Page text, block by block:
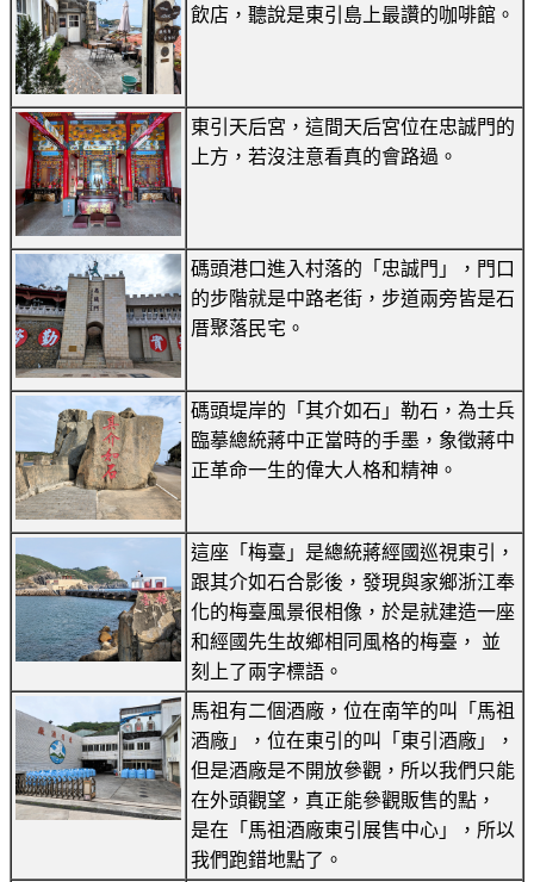
飲店，聽說是東引島上最讚的咖啡館。
東引天后宮，這間天后宮位在忠誠門的
上方，若沒注意看真的會路過。
碼頭港口進入村落的「忠誠門」，門口
的步階就是中路老街，步道兩旁皆是石
厝聚落民宅。
碼頭堤岸的「其介如石」勒石，為士兵
臨摹總統蔣中正當時的手墨，象徵蔣中
正革命一生的偉大人格和精神。
這座「梅臺」是總統蔣經國巡視東引，
跟其介如石合影後，發現與家鄉浙江奉
化的梅臺風景很相像，於是就建造一座
和經國先生故鄉相同風格的梅臺， 並
刻上了兩字標語。
馬祖有二個酒廠，位在南竿的叫「馬祖
酒廠」，位在東引的叫「東引酒廠」，
但是酒廠是不開放參觀，所以我們只能
在外頭觀望，真正能參觀販售的點，
是在「馬祖酒廠東引展售中心」，所以
我們跑錯地點了。